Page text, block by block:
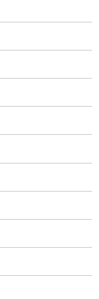
ルーザや暗
ム＆ノーにゃん
ザ、バレルの5種
制しつつネコル
たナマケモルガ